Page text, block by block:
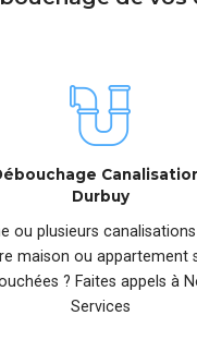
Durbuy
ou plusieurs
maison ou appartement
? Faites appels à
Services